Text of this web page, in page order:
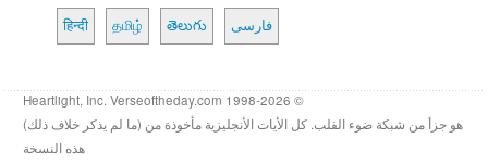
हिन्दी தமிழ் తెలుగు فارسی
© 1998-2026 Heartlight, Inc. Verseoftheday.com
هو جزأ من شبكة ضوء القلب. كل الأيات الأنجليزية مأخوذة من (ما لم يذكر خلاف ذلك)
هذه النسخة